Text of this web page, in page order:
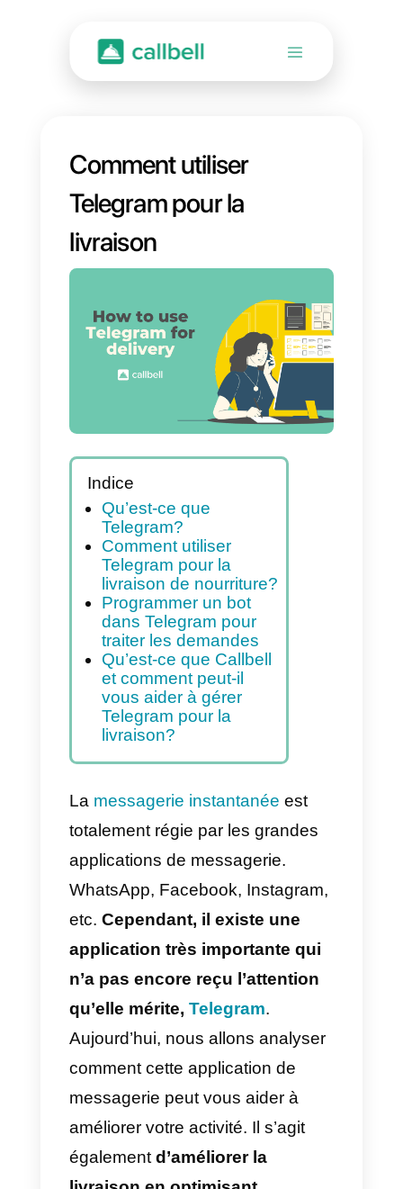
Comment utiliser
Telegram pour la
Indice
Qu’est-ce que
Telegram?
Comment utiliser
Telegram pour la
livraison de nourriture?
Programmer un bot
dans Telegram pour
Qu’est-ce que Callbell
et comment peut-il
vous aider à gérer
Telegram pour la
livraison?
Lamessagerie instantanée
totalement régie par les grandes
applications de messagerie.
WhatsApp, Facebook, Instagram,
etc.Cependant, il existe une
application très importante qui